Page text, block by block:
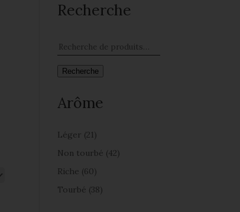
Recherche
Recherche
Arôme
Léger (21)
Non tourbé (42)
Riche (60)
Tourbé (38)